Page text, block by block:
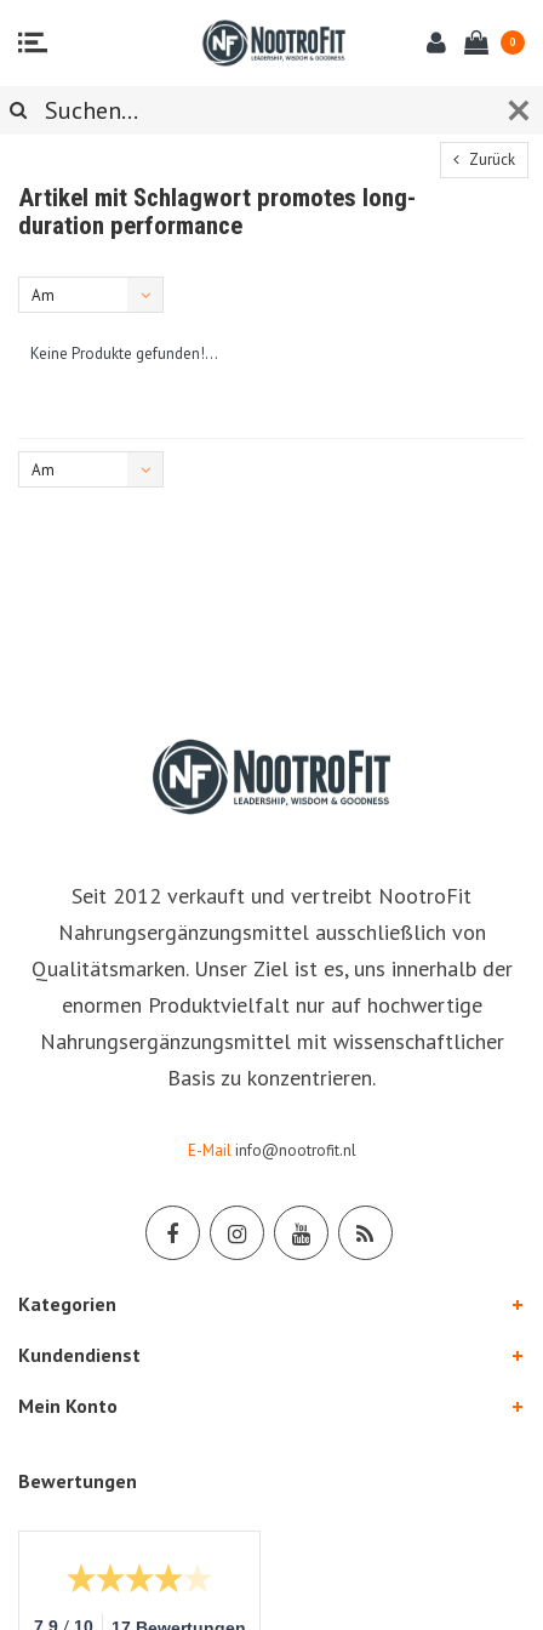
0
Zurück
Artikel mit Schlagwort promotes long-
duration performance
Am
Keine Produkte gefunden!...
Am
Seit 2012 verkauft und vertreibt NootroFit
Nahrungsergänzungsmittel ausschließlich von
Qualitätsmarken. Unser Ziel ist es, uns innerhalb der
enormen Produktvielfalt nur auf hochwertige
Nahrungsergänzungsmittel mit wissenschaftlicher
Basis zu konzentrieren.
E-Mail info@nootrofit.nl
Kategorien
Kundendienst
Mein Konto
Bewertungen